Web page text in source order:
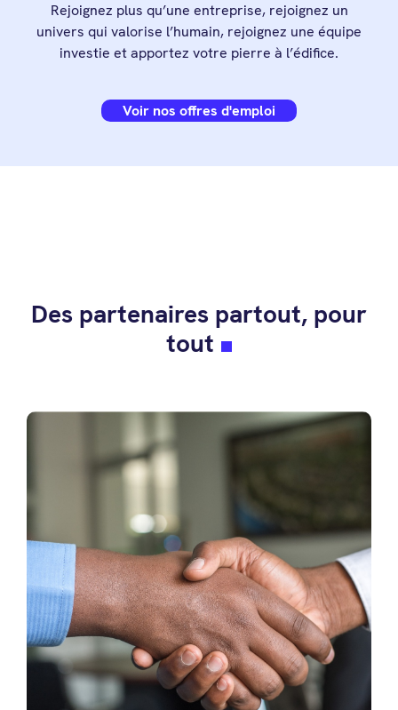
Rejoignez plus qu’une entreprise, rejoignez un
univers qui valorise l’humain, rejoignez une équipe
investie et apportez votre pierre à l’édifice.
Voir nos offres d'emploi
Des partenaires partout, pour
tout